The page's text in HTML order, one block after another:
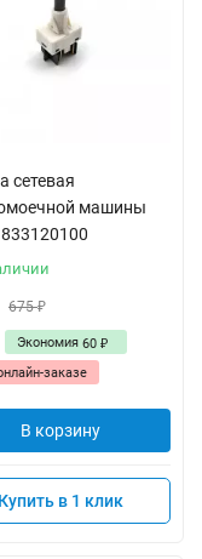
сетевая
машины
675₽
Экономия 60 ₽
заказе
В корзину
Купить в 1 клик